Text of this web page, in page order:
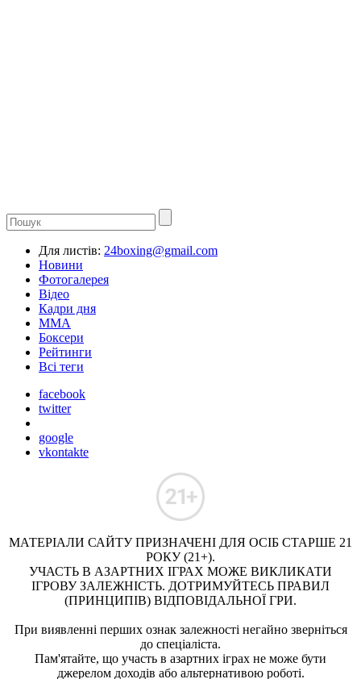
Для листів: 24boxing@gmail.com
Новини
Фотогалерея
Відео
Кадри дня
ММА
Боксери
Рейтинги
Всі теги
facebook
twitter
google
vkontakte
МАТЕРІАЛИ САЙТУ ПРИЗНАЧЕНІ ДЛЯ ОСІБ СТАРШЕ 21
РОКУ (21+).
УЧАСТЬ В АЗАРТНИХ ІГРАХ МОЖЕ ВИКЛИКАТИ
ІГРОВУ ЗАЛЕЖНІСТЬ. ДОТРИМУЙТЕСЬ ПРАВИЛ
(ПРИНЦИПІВ) ВІДПОВІДАЛЬНОЇ ГРИ.
При виявленні перших ознак залежності негайно зверніться
до спеціаліста.
Пам'ятайте, що участь в азартних іграх не може бути
джерелом доходів або альтернативою роботі.